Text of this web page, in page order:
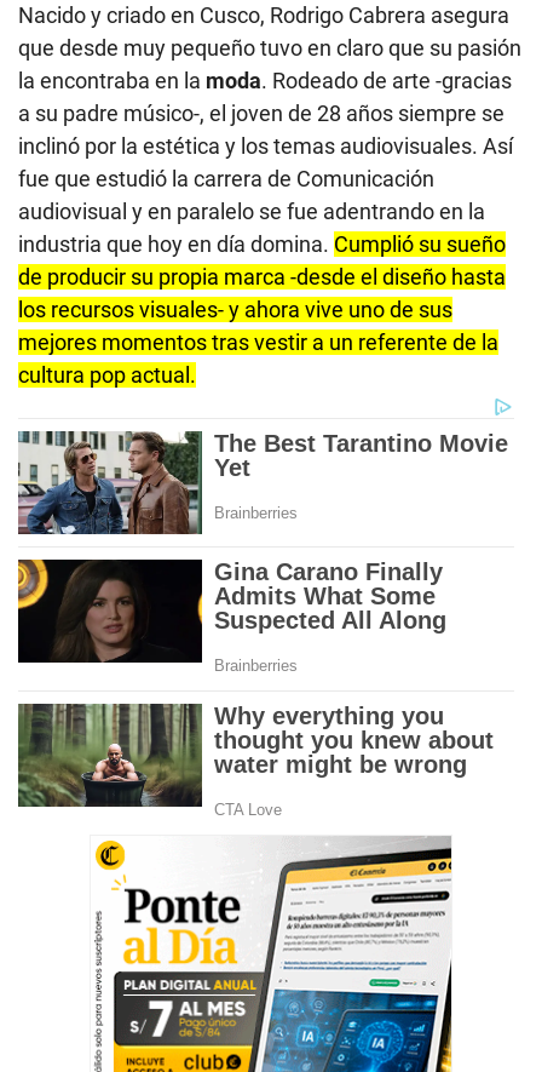
Nacido y criado en Cusco, Rodrigo Cabrera asegura
que desde muy pequeño tuvo en claro que su pasión
la encontraba en la moda. Rodeado de arte -gracias
a su padre músico-, el joven de 28 años siempre se
inclinó por la estética y los temas audiovisuales. Así
fue que estudió la carrera de Comunicación
audiovisual y en paralelo se fue adentrando en la
industria que hoy en día domina. Cumplió su sueño
de producir su propia marca -desde el diseño hasta
los recursos visuales- y ahora vive uno de sus
mejores momentos tras vestir a un referente de la
cultura pop actual.